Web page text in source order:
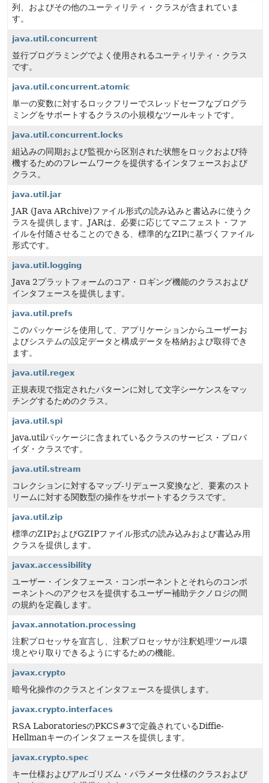
列、およびその他のユーティリティ・クラスが含まれていま
す。
java.util.concurrent
並行プログラミングでよく使用されるユーティリティ・クラス
です。
java.util.concurrent.atomic
単一の変数に対するロックフリーでスレッドセーフなプログラ
ミングをサポートするクラスの小規模なツールキットです。
java.util.concurrent.locks
組込みの同期および監視から区別された状態をロックおよび待
機するためのフレームワークを提供するインタフェースおよび
クラス。
java.util.jar
JAR (Java ARchive)ファイル形式の読み込みと書込みに使うク
ラスを提供します。JARは、必要に応じてマニフェスト・ファ
イルを付随させることのできる、標準的なZIPに基づくファイル
形式です。
java.util.logging
Java 2プラットフォームのコア・ロギング機能のクラスおよび
インタフェースを提供します。
java.util.prefs
このパッケージを使用して、アプリケーションからユーザーお
よびシステムの設定データと構成データを格納および取得でき
ます。
java.util.regex
正規表現で指定されたパターンに対して文字シーケンスをマッ
チングするためのクラス。
java.util.spi
java.utilパッケージに含まれているクラスのサービス・プロバ
イダ・クラスです。
java.util.stream
コレクションに対するマップ-リデュース変換など、要素のスト
リームに対する関数型の操作をサポートするクラスです。
java.util.zip
標準のZIPおよびGZIPファイル形式の読み込みおよび書込み用
クラスを提供します。
javax.accessibility
ユーザー・インタフェース・コンポーネントとそれらのコンポ
ーネントへのアクセスを提供するユーザー補助テクノロジの間
の規約を定義します。
javax.annotation.processing
注釈プロセッサを宣言し、注釈プロセッサが注釈処理ツール環
境とやり取りできるようにするための機能。
javax.crypto
暗号化操作のクラスとインタフェースを提供します。
javax.crypto.interfaces
RSA LaboratoriesのPKCS#3で定義されているDiffie-
Hellmanキーのインタフェースを提供します。
javax.crypto.spec
キー仕様およびアルゴリズム・パラメータ仕様のクラスおよび